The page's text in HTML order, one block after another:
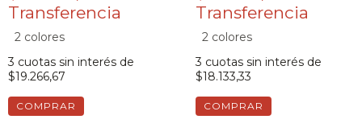
2 colores
3 cuotas sin interés de
$19.266,67
COMPRAR
2 colores
3 cuotas sin interés de
$18.133,33
COMPRAR